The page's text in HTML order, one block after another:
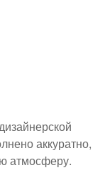
аккуратно,
атмосферу.